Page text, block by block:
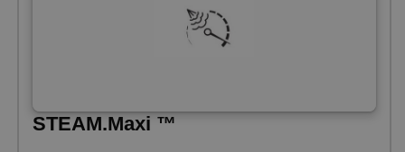
STEAM.Maxi ™